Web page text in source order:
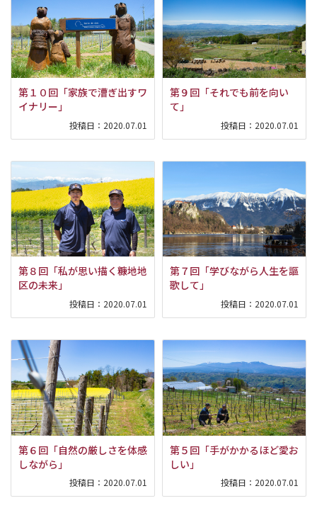
第１０回「家族で漕ぎ出すワ
イナリー」
投稿日： 2020.07.01
第９回「それでも前を向い
て」
投稿日： 2020.07.01
第８回「私が思い描く糠地地
区の未来」
投稿日： 2020.07.01
第７回「学びながら人生を謳
歌して」
投稿日： 2020.07.01
第６回「自然の厳しさを体感
しながら」
投稿日： 2020.07.01
第５回「手がかかるほど愛お
しい」
投稿日： 2020.07.01